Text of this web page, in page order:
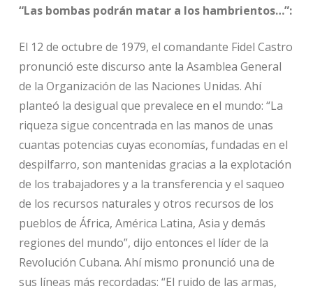
“Las bombas podrán matar a los hambrientos…”:
El 12 de octubre de 1979, el comandante Fidel Castro
pronunció este discurso ante la Asamblea General
de la Organización de las Naciones Unidas. Ahí
planteó la desigual que prevalece en el mundo: “La
riqueza sigue concentrada en las manos de unas
cuantas potencias cuyas economías, fundadas en el
despilfarro, son mantenidas gracias a la explotación
de los trabajadores y a la transferencia y el saqueo
de los recursos naturales y otros recursos de los
pueblos de África, América Latina, Asia y demás
regiones del mundo”, dijo entonces el líder de la
Revolución Cubana. Ahí mismo pronunció una de
sus líneas más recordadas: “El ruido de las armas,